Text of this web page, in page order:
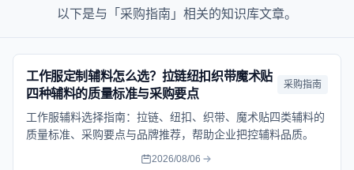
以下是与「采购指南」相关的知识库文章。
工作服定制辅料怎么选？拉链纽扣织带魔术贴
四种辅料的质量标准与采购要点
采购指南
工作服辅料选择指南：拉链、纽扣、织带、魔术贴四类辅料的
质量标准、采购要点与品牌推荐，帮助企业把控辅料品质。
2026/08/06